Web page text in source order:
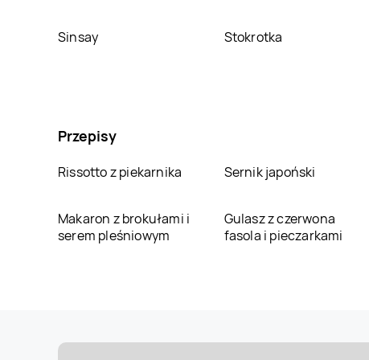
Sinsay Stokrotka
Przepisy
Rissotto z piekarnika Sernik japoński
Makaron z brokułami i
serem pleśniowym
Gulasz z czerwona
fasola i pieczarkami